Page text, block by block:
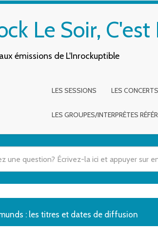
Le Soir,
émissions de L'Inrockuptible
LES SESSIONS LES CONCERTS
LES GROUPES/INTERPRÈTES
: les titres et dates de diffusion